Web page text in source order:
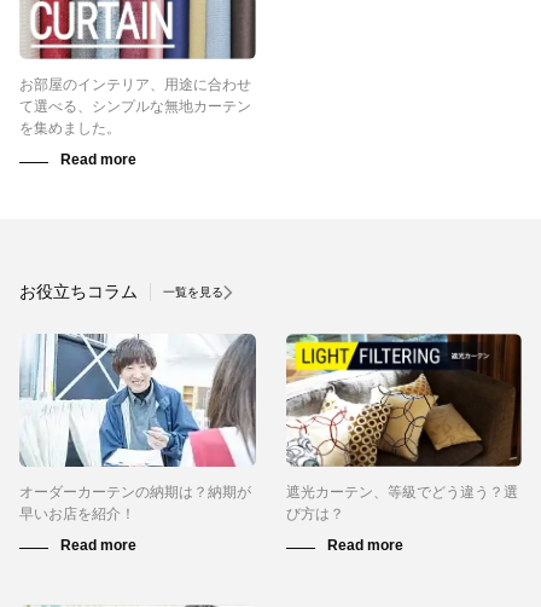
お部屋のインテリア、用途に合わせ
て選べる、シンプルな無地カーテン
を集めました。
お役立ちコラム 一覧を見る
オーダーカーテンの納期は？納期が
早いお店を紹介！
遮光カーテン、等級でどう違う？選
び方は？